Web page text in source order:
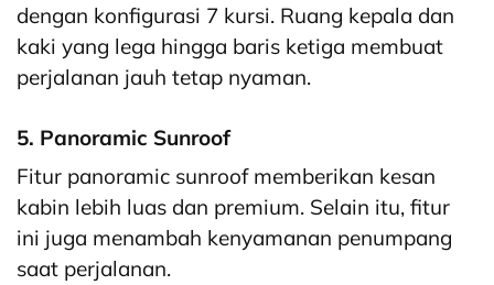
dengan konfigurasi 7 kursi. Ruang kepala dan
kaki yang lega hingga baris ketiga membuat
perjalanan jauh tetap nyaman.
5. Panoramic Sunroof
Fitur panoramic sunroof memberikan kesan
kabin lebih luas dan premium. Selain itu, fitur
ini juga menambah kenyamanan penumpang
saat perjalanan.